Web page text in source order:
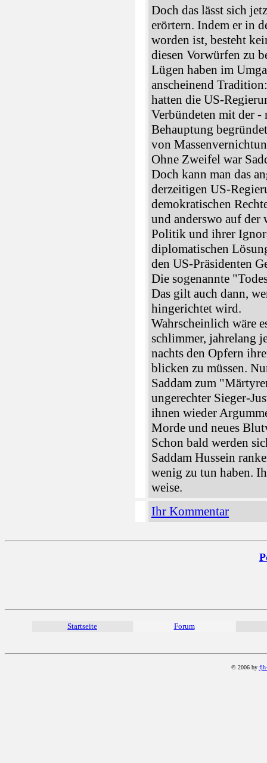
Doch das lässt sich
erörtern. Indem er in
worden ist, besteht
diesen Vorwürfen zu
Lügen haben im
anscheinend
hatten die US-
Verbündeten mit der
Behauptung
von
Ohne Zweifel war
Doch kann man das
derzeitigen US-
demokratischen
und anderswo auf der
Politik und ihrer
diplomatischen
den US-Präsidenten
Die sogenannte
Das gilt auch dann,
hingerichtet wird.
Wahrscheinlich wäre
schlimmer, jahrelang
nachts den Opfern
blicken zu müssen.
Saddam zum
ungerechter Sieger-
ihnen wieder
Morde und neues
Schon bald werden
Saddam Hussein
wenig zu tun haben.
weise.
Ihr Kommentar
Startseite Forum
© 2006 by